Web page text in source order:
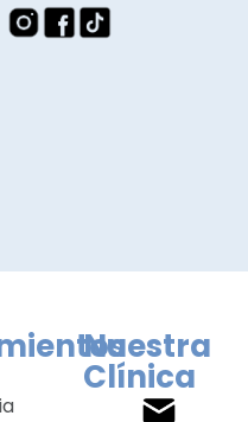
Nuestra
Clínica